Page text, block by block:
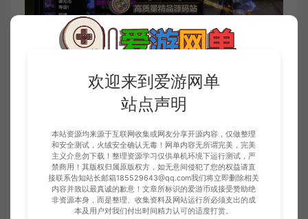
欢迎来到爱游网单
站点声明
本站资源均来源于互联网收集或网友分享开源内容，仅做整理
和安全测试，火绒安全确认无毒！网单内容无所谓完美，完美
主义介意勿下载！整理资源学习仅供单机环境下运行测试，严
禁商用！其版权归属原版权方，如无意间侵犯了您的权益请直
接联系告知站长邮箱185529643@qq.com我们将立即删除相关
内容并致以最真诚的歉意！文章所标识的爱游币或接受赞助绝
非资源本身，而是整理、收集资料及网站运行所必须支出的成
本及用户对我们付出时间精力认可的适度打赏。